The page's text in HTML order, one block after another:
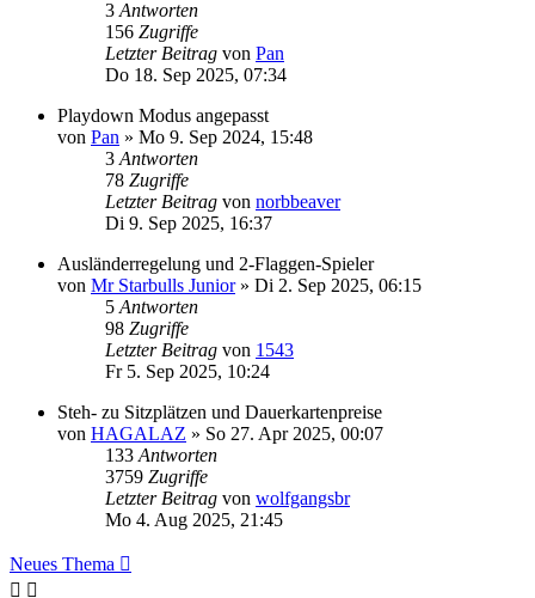
3 Antworten
156 Zugriffe
Letzter Beitrag von Pan
Do 18. Sep 2025, 07:34
Playdown Modus angepasst
von Pan » Mo 9. Sep 2024, 15:48
3 Antworten
78 Zugriffe
Letzter Beitrag von norbbeaver
Di 9. Sep 2025, 16:37
Ausländerregelung und 2-Flaggen-Spieler
von Mr Starbulls Junior» Di 2. Sep 2025, 06:15
5 Antworten
98 Zugriffe
Letzter Beitrag von 1543
Fr 5. Sep 2025, 10:24
Steh- zu Sitzplätzen und Dauerkartenpreise
von HAGALAZ » So 27. Apr 2025, 00:07
133 Antworten
3759 Zugriffe
Letzter Beitrag von wolfgangsbr
Mo 4. Aug 2025, 21:45
Neues Thema